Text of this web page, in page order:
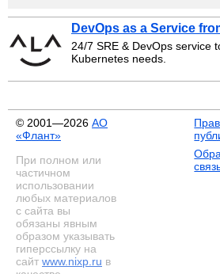
DevOps as a Service
24/7 SRE & DevOps service
Kubernetes needs.
© 2001—2026 АО
«Флант»
При полном или
частичном
использовании
любых материалов
с сайта вы
обязаны явным
образом указывать
гиперссылку на
сайт www.nixp.ru в